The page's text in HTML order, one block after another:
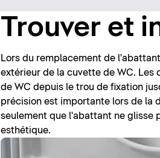
Trouver et
Lors du remplacement de
extérieur de la cuvette de WC. Les
de WC depuis le trou de fixation
précision est importante lors de la
seulement que l'abattant ne glisse
esthétique.